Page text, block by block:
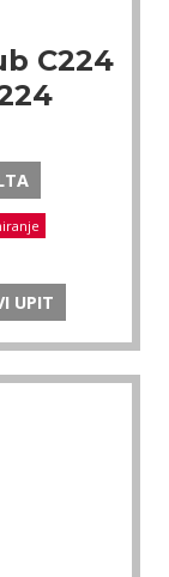
C224
UPIT